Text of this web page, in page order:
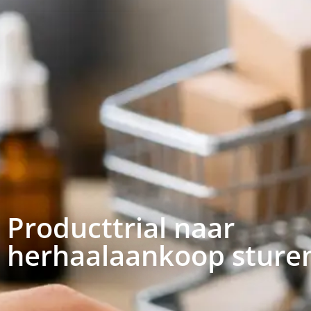
Producttrial naar
herhaalaankoop